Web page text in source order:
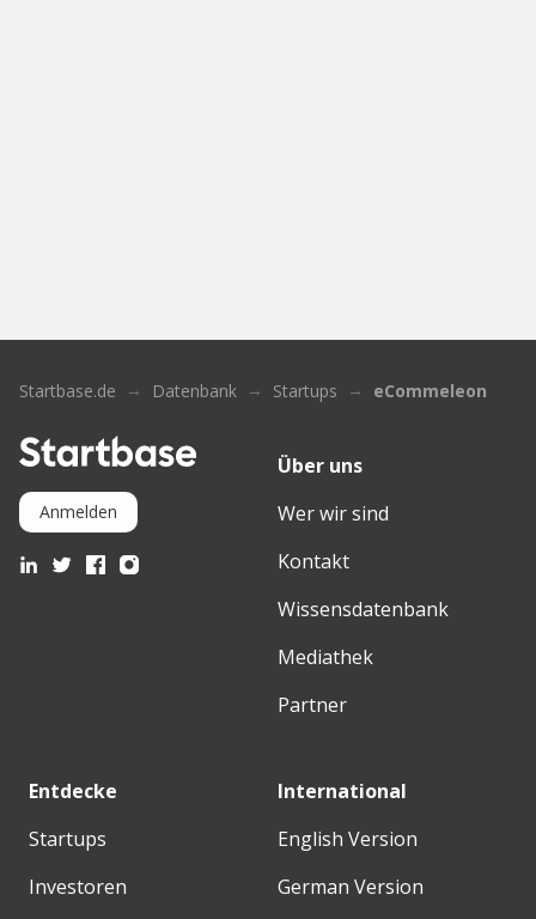
Startbase.de Datenbank Startups eCommeleon
Anmelden
Über uns
Wer wir sind
Kontakt
Wissensdatenbank
Mediathek
Partner
Entdecke
Startups
Investoren
International
English Version
German Version